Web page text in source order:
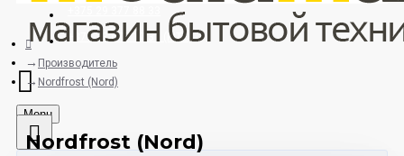
+375 33 673 17 31 (МТС)
Menu
Производитель
Nordfrost (Nord)
Nordfrost (Nord)